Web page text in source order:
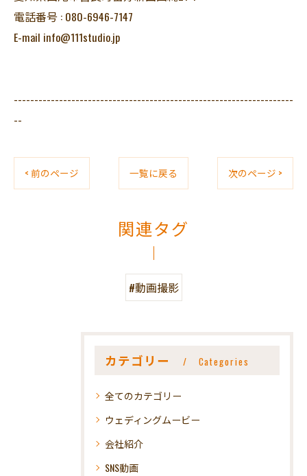
電話番号 : 080-6946-7147
E-mail info@111studio.jp
--------------------------------------------------------------------
--
< 前のページ 一覧に戻る 次のページ >
関連タグ
#動画撮影
カテゴリー Categories
全てのカテゴリー
ウェディングムービー
会社紹介
SNS動画